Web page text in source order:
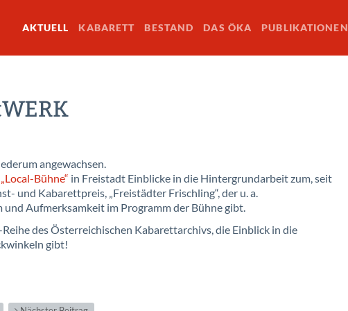
AKTUELL KABARETT BESTAND DAS ÖKA PUBLIKATIONEN
angewachsen.
„Local-Bühne“ in Freistadt Einblicke in die Hintergrundarbeit zum, seit
und Kabarettpreis, „Freistädter Frischling“, der u. a.
Aufmerksamkeit im Programm der Bühne gibt.
des Österreichischen Kabarettarchivs, die Einblick in die
gibt!